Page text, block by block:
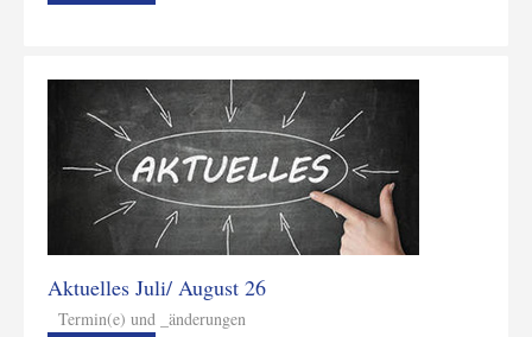
Aktuelles Juli/ August 26
Termin(e) und _änderungen